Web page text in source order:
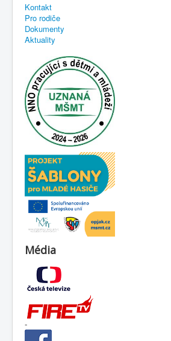
Kontakt
Pro rodiče
Dokumenty
Aktuality
Média
-